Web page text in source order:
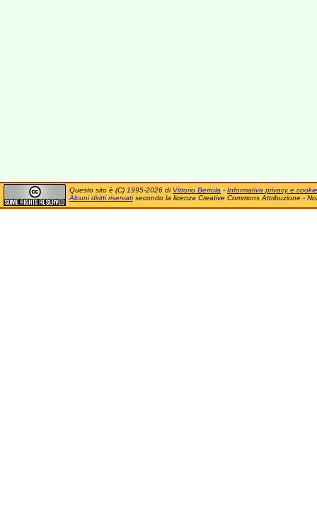
Questo sito è (C) 1995-2026 di Vittorio Bertola - Informativa privacy e cookie
Alcuni diritti riservatisecondo la licenza Creative Commons Attribuzione -